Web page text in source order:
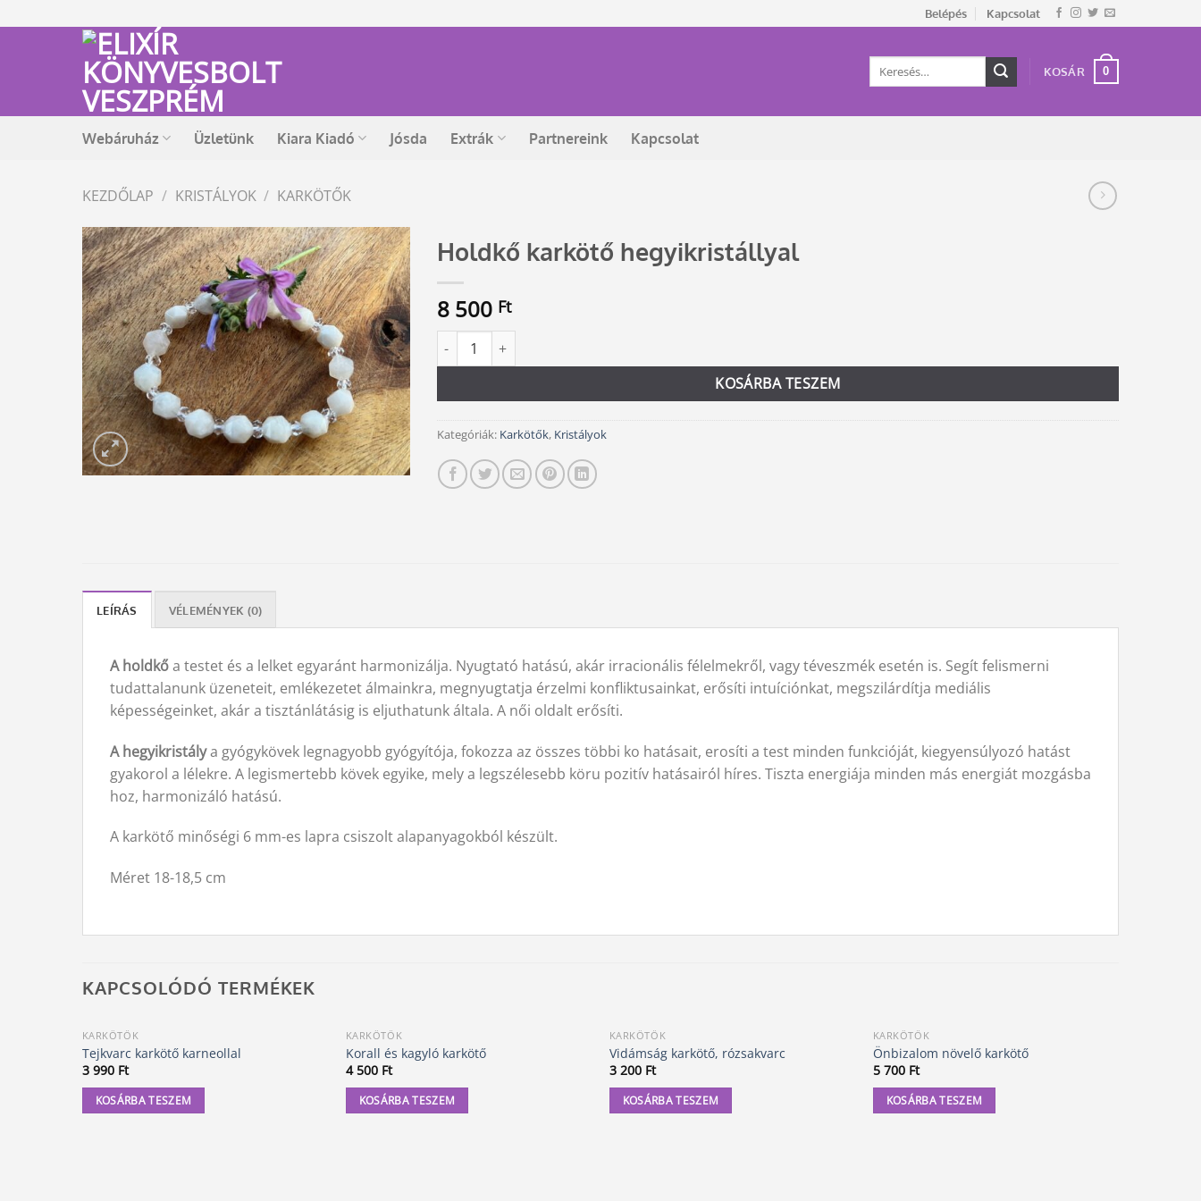
to
Belépés Kapcsolat
Keresés
KOSÁR 0
Webáruház Üzletünk Kiara Kiadó Jósda Extrák Partnereink Kapcsolat
KEZDŐLAP / KRISTÁLYOK / KARKÖTŐK
Holdkő karkötő hegyikristállyal
8 500 Ft
Holdkő karkötő hegyikristállyal mennyiség
KOSÁRBA TESZEM
Alternative:
Kategóriák: Karkötők, Kristályok
LEÍRÁS VÉLEMÉNYEK (0)
A holdkőa testet és a lelket egyaránt harmonizálja. Nyugtató hatású, akár irracionális félelmekről, vagy téveszmék esetén is. Segít felismerni
tudattalanunk üzeneteit, emlékezetet álmainkra, megnyugtatja érzelmi konfliktusainkat, erősíti intuíciónkat, megszilárdítja mediális
képességeinket, akár a tisztánlátásig is eljuthatunk általa. A női oldalt erősíti.
A hegyikristálya gyógykövek legnagyobb gyógyítója, fokozza az összes többi ko hatásait, erosíti a test minden funkcióját, kiegyensúlyozó hatást
gyakorol a lélekre. A legismertebb kövek egyike, mely a legszélesebb köru pozitív hatásairól híres. Tiszta energiája minden más energiát mozgásba
hoz, harmonizáló hatású.
A karkötő minőségi 6 mm-es lapra csiszolt alapanyagokból készült.
Méret 18-18,5 cm
KAPCSOLÓDÓ TERMÉKEK
KARKÖTŐK
Tejkvarc karkötő karneollal
3 990 Ft
KOSÁRBA TESZEM
KARKÖTŐK
Korall és kagyló karkötő
4 500 Ft
KOSÁRBA TESZEM
KARKÖTŐK
Vidámság karkötő, rózsakvarc
3 200 Ft
KOSÁRBA TESZEM
KARKÖTŐK
Önbizalom növelő karkötő
5 700 Ft
KOSÁRBA TESZEM